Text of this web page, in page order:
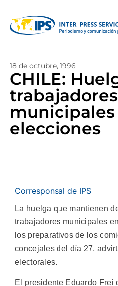
18 de octubre, 1996
CHILE:
trabajadores
elecciones
Corresponsal de IPS
La huelga que mantienen
trabajadores municipales
los preparativos de los
concejales del día 27,
electorales.
El presidente Eduardo Frei